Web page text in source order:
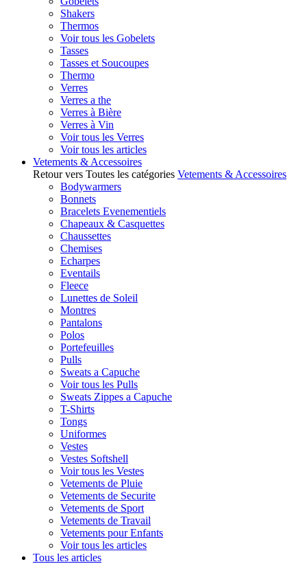
Shakers
Thermos
Voir tous les Gobelets
Tasses
Tasses et Soucoupes
Thermo
Verres
Verres a the
Verres à Bière
Verres à Vin
Voir tous les Verres
Voir tous les articles
Vetements & Accessoires
Retour vers Toutes les catégories Vetements & Accessoires
Bodywarmers
Bonnets
Bracelets Evenementiels
Chapeaux & Casquettes
Chaussettes
Chemises
Echarpes
Eventails
Fleece
Lunettes de Soleil
Montres
Pantalons
Polos
Portefeuilles
Pulls
Sweats a Capuche
Voir tous les Pulls
Sweats Zippes a Capuche
T-Shirts
Tongs
Uniformes
Vestes
Vestes Softshell
Voir tous les Vestes
Vetements de Pluie
Vetements de Securite
Vetements de Sport
Vetements de Travail
Vetements pour Enfants
Voir tous les articles
Tous les articles